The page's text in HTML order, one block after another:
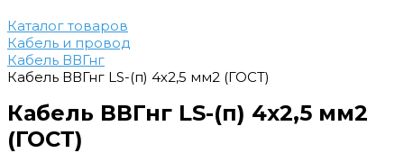
Каталог товаров
Кабель и провод
Кабель ВВГнг
Кабель ВВГнг LS-(п) 4х2,5 мм2 (ГОСТ)
Кабель ВВГнг LS-(п) 4х2,5 мм2
(ГОСТ)